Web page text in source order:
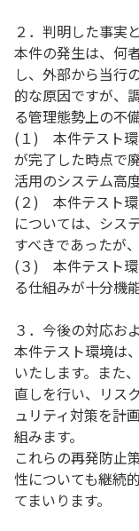
２．判明した事実
本件の発生は、何
し、外部から当行
的な原因ですが、
る管理態勢上の不
(１) 本件テスト環
が完了した時点で
活用のシステム高
(２) 本件テスト環
については、シス
すべきであったが
(３) 本件テスト環
る仕組みが十分機
３．今後の対応お
本件テスト環境は
いたします。また
直しを行い、リス
ュリティ対策を計
組みます。
これらの再発防止
性についても継続
てまいります。